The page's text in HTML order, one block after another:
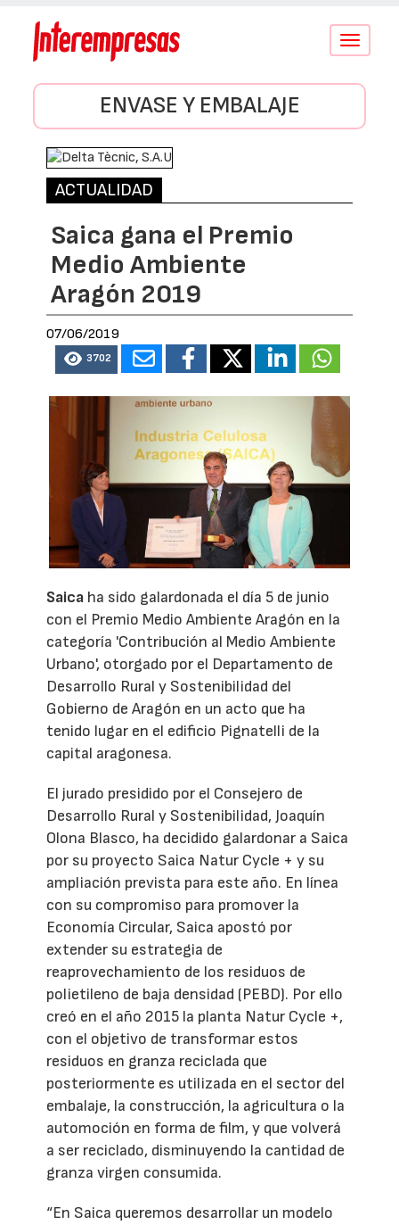
Conmutar
ENVASE Y EMBALAJE
ACTUALIDAD
Saica gana el Premio
Medio Ambiente
Aragón 2019
07/06/2019
3702
Saica ha sido galardonada el día 5 de junio
con el Premio Medio Ambiente Aragón en la
categoría 'Contribución al Medio Ambiente
Urbano', otorgado por el Departamento de
Desarrollo Rural y Sostenibilidad del
Gobierno de Aragón en un acto que ha
tenido lugar en el edificio Pignatelli de la
capital aragonesa.
El jurado presidido por el Consejero de
Desarrollo Rural y Sostenibilidad, Joaquín
Olona Blasco, ha decidido galardonar a Saica
por su proyecto Saica Natur Cycle + y su
ampliación prevista para este año. En línea
con su compromiso para promover la
Economía Circular, Saica apostó por
extender su estrategia de
reaprovechamiento de los residuos de
polietileno de baja densidad (PEBD). Por ello
creó en el año 2015 la planta Natur Cycle +,
con el objetivo de transformar estos
residuos en granza reciclada que
posteriormente es utilizada en el sector del
embalaje, la construcción, la agricultura o la
automoción en forma de film, y que volverá
a ser reciclado, disminuyendo la cantidad de
granza virgen consumida.
“En Saica queremos desarrollar un modelo